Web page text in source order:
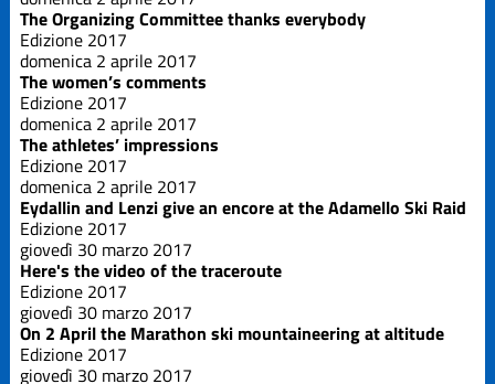
The Organizing Committee thanks everybody
Edizione 2017
domenica 2 aprile 2017
The women’s comments
Edizione 2017
domenica 2 aprile 2017
The athletes’ impressions
Edizione 2017
domenica 2 aprile 2017
Eydallin and Lenzi give an encore at the Adamello Ski Raid
Edizione 2017
giovedì 30 marzo 2017
Here's the video of the traceroute
Edizione 2017
giovedì 30 marzo 2017
On 2 April the Marathon ski mountaineering at altitude
Edizione 2017
giovedì 30 marzo 2017
2019
Edizione
2021
Edizione
2023
Edizione
2025
La Grande
Course
Trofeo Crazy